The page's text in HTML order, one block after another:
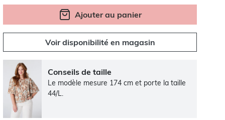
Ajouter au panier
Voir disponibilité en magasin
Conseils de taille
Le modèle mesure 174 cm et porte la taille
44/L.